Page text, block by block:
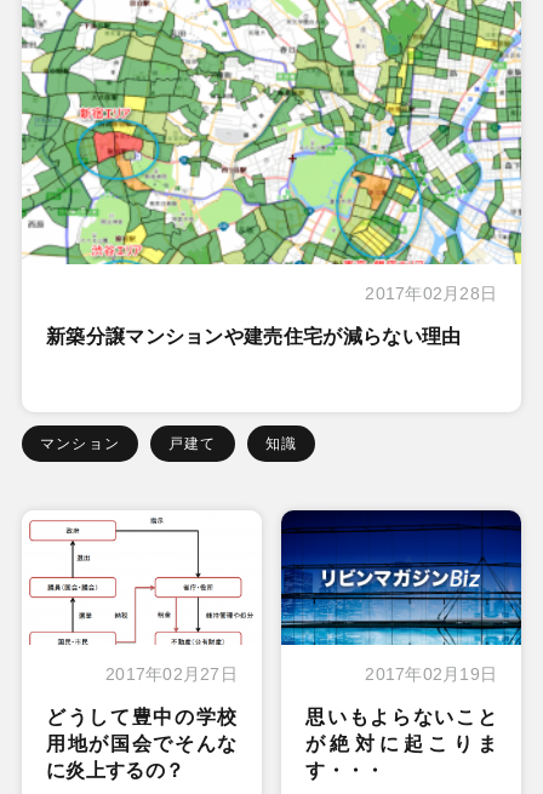
2017年02月28日
新築分譲マンションや建売住宅が減らない理由
マンション 戸建て 知識
2017年02月27日
どうして豊中の学校
用地が国会でそんな
に炎上するの？
2017年02月19日
思いもよらないこと
が絶対に起こりま
す・・・